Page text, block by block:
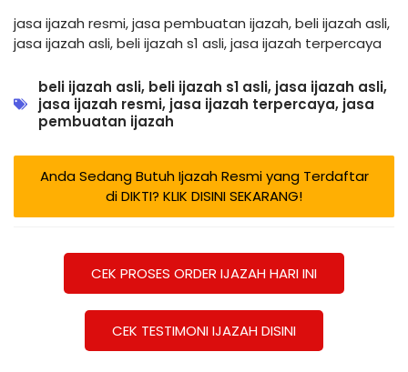
jasa ijazah resmi, jasa pembuatan ijazah, beli ijazah asli,
jasa ijazah asli, beli ijazah s1 asli, jasa ijazah terpercaya
beli ijazah asli, beli ijazah s1 asli, jasa ijazah asli,
jasa ijazah resmi, jasa ijazah terpercaya, jasa
pembuatan ijazah
Anda Sedang Butuh Ijazah Resmi yang Terdaftar
di DIKTI? KLIK DISINI SEKARANG!
CEK PROSES ORDER IJAZAH HARI INI
CEK TESTIMONI IJAZAH DISINI